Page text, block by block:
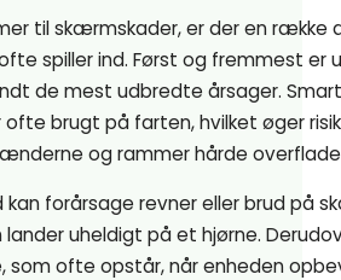
til skærmskader, er der en række
spiller ind. Først og fremmest er
de mest udbredte årsager.
brugt på farten, hvilket øger
og rammer hårde
kan forårsage revner eller brud på
lander uheldigt på et hjørne.
som ofte opstår, når enheden